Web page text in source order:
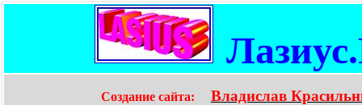
Создание сайта: Владислав